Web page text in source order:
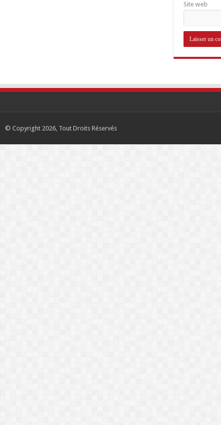
Site web
© Copyright 2026, Tout Droits Réservés